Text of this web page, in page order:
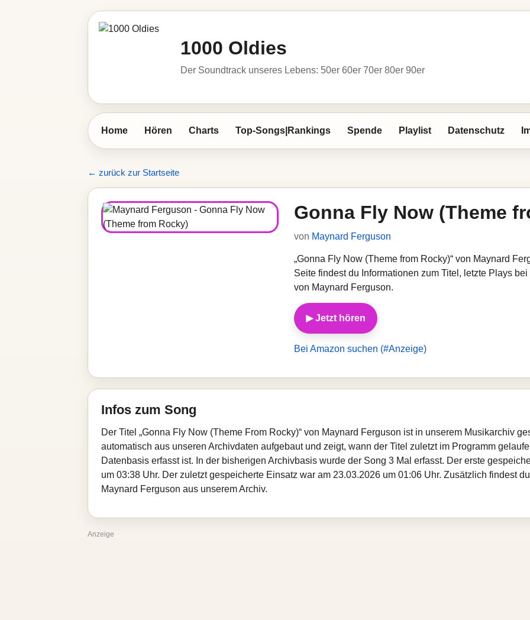
1000 Oldies
Der Soundtrack unseres Lebens: 50er 60er 70er 80er 90er
Home Hören Charts Top-Songs|Rankings Spende Playlist Datenschutz
← zurück zur Startseite
Gonna Fly Now (Theme
von Maynard Ferguson
„Gonna Fly Now (Theme from Rocky)“ von Maynard
Seite findest du Informationen zum Titel, letzte Plays
von Maynard Ferguson.
▶ Jetzt hören
Bei Amazon suchen (#Anzeige)
Infos zum Song
Der Titel „Gonna Fly Now (Theme From Rocky)“ von Maynard Ferguson ist in unserem Musikarchiv
automatisch aus unseren Archivdaten aufgebaut und zeigt, wann der Titel zuletzt im Programm
Datenbasis erfasst ist. In der bisherigen Archivbasis wurde der Song 3 Mal erfasst. Der erste
um 03:38 Uhr. Der zuletzt gespeicherte Einsatz war am 23.03.2026 um 01:06 Uhr. Zusätzlich findest
Maynard Ferguson aus unserem Archiv.
Anzeige